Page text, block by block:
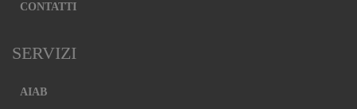
CONTATTI
SERVIZI
AIAB